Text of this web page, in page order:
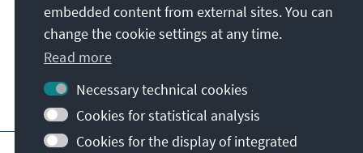
Address
Contact
Visit also
embedded content from external sites. You can
change the cookie settings at any time.
Read more
Necessary technical cookies
Cookies for statistical analysis
Cookies for the display of integrated